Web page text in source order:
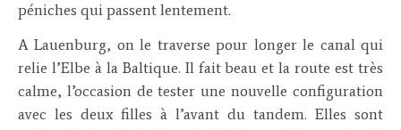
péniches qui passent lentement.
A Lauenburg, on le traverse pour longer le canal qui
relie l’Elbe à la Baltique. Il fait beau et la route est très
calme, l’occasion de tester une nouvelle configuration
avec les deux filles à l’avant du tandem. Elles sont